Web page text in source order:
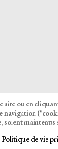
ou en
navigation
soient maintenus
de vie